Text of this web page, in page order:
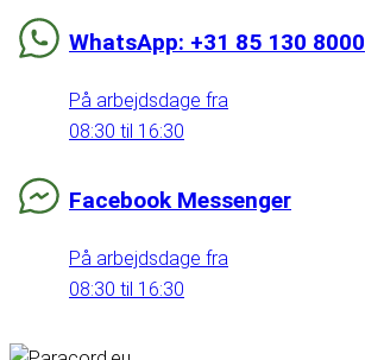
WhatsApp: +31 85 130 8000
På arbejdsdage fra
08:30 til 16:30
Facebook Messenger
På arbejdsdage fra
08:30 til 16:30